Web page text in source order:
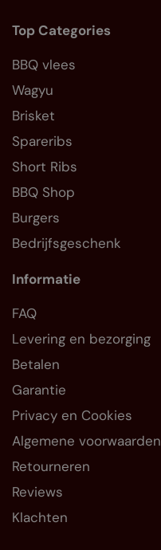
Top Categories
BBQ vlees
Wagyu
Brisket
Spareribs
Short Ribs
BBQ Shop
Burgers
Bedrijfsgeschenk
Informatie
FAQ
Levering en bezorging
Betalen
Garantie
Privacy en Cookies
Algemene voorwaarden
Retourneren
Reviews
Klachten